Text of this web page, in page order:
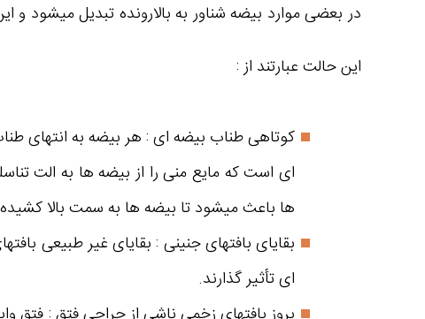
در بعضی موارد بیضه شناور به بالارونده تبدیل میشود
این حالت عبارتند از :
کوتاهی طناب بیضه ای : هر بیضه به انتهای
ای است که مایع منی را از بیضه ها به الت
ها باعث میشود تا بیضه ها به سمت بالا
بقایای بافتهای جنینی : بقایای غیر طبیعی
ای تأثیر گذارند.
بروز بافتهای زخمی ناشی از جراحی فتق :